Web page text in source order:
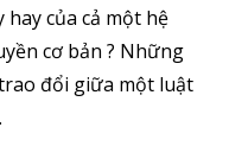
của cả một hệ
cơ bản ? Những
đổi giữa một luật